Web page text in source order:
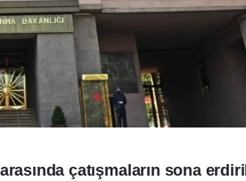
çatışmaların sona